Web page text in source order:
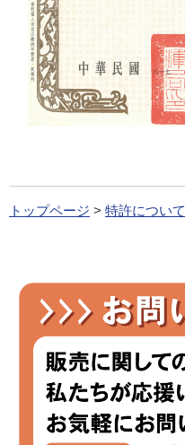
トップページ > 特許について